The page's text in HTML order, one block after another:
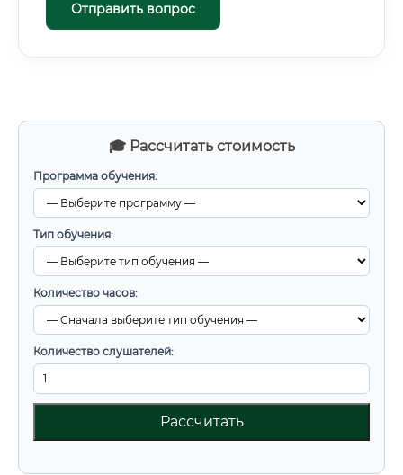
🎓 Рассчитать стоимость
Программа обучения:
Тип обучения:
Количество часов:
Количество слушателей:
Рассчитать
Отправить вопрос